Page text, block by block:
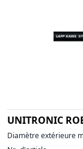
UNITRONIC
Diamètre extérieure